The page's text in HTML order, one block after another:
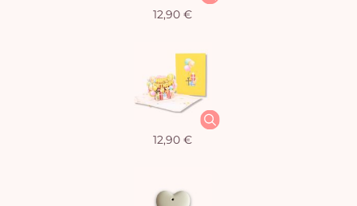
12,90 €
12,90 €